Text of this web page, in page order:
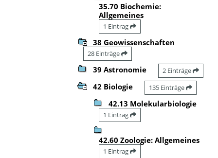
35.70 Biochemie:
Allgemeines
1 Eintrag
38 Geowissenschaften
28 Einträge
39 Astronomie 2 Einträge
42 Biologie 135 Einträge
42.13 Molekularbiologie
1 Eintrag
42.60 Zoologie: Allgemeines
1 Eintrag